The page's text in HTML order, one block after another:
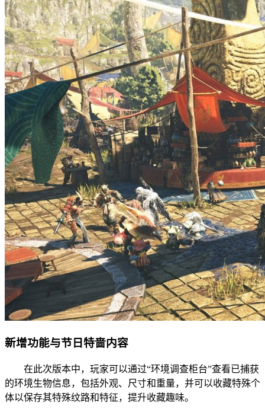
新增功能与节日特啬内容
在此次版本中，玩家可以通过“环境调查柜台”查看已捕获
的环境生物信息，包括外观、尺寸和重量，并可以收藏特殊个
体以保存其特殊纹路和特征，提升收藏趣味。